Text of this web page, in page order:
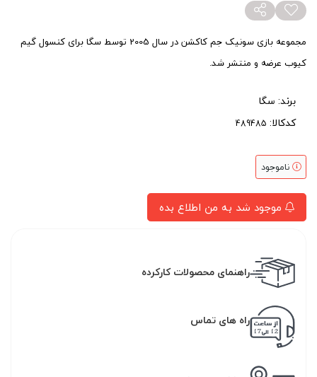
مجموعه بازی سونیک جم کاکشن در سال 2005 توسط سگا برای کنسول گیم
کیوب عرضه و منتشر شد.
برند: سگا
کدکالا:
ناموجود
موجود شد به من اطلاع بده
راهنمای محصولات کارکرده
راه های تماس